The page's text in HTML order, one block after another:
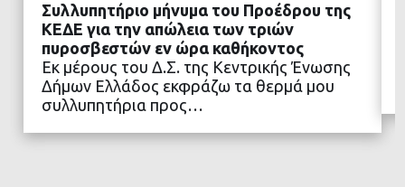
ΔΙΑΒΑΣΤΕ ΠΕΡΙΣΣΟΤΕΡΑ
Συλλυπητήριο μήνυμα του Προέδρου της
ΚΕΔΕ για την απώλεια των τριών
πυροσβεστών εν ώρα καθήκοντος
Εκ μέρους του Δ.Σ. της Κεντρικής Ένωσης
Δήμων Ελλάδος εκφράζω τα θερμά μου
συλλυπητήρια προς…